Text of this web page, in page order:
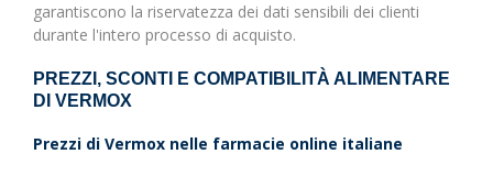
garantiscono la riservatezza dei dati sensibili dei clienti
durante l'intero processo di acquisto.
PREZZI, SCONTI E COMPATIBILITÀ ALIMENTARE
DI VERMOX
Prezzi di Vermox nelle farmacie online italiane